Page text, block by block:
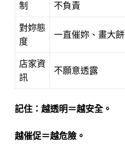
制
不負責
對妳態
度
一直催妳、畫大餅
店家資
訊
不願意透露
記住：越透明＝越安全。
越催促＝越危險。